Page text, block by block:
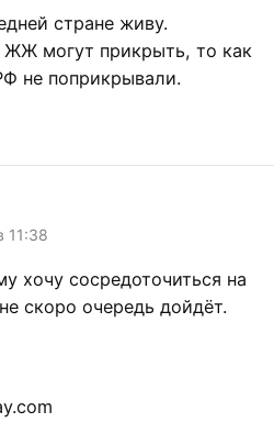
стране живу.
могут прикрыть, то как
не поприкрывали.
11:38
хочу сосредоточиться на
скоро очередь дойдёт.